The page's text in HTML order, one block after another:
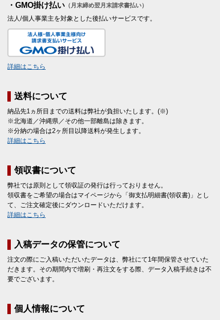
・GMO掛け払い （月末締め翌月末請求書払い）
法人/個人事業主を対象とした後払いサービスです。
詳細はこちら
送料について
納品先1ヵ所目までの送料は弊社が負担いたします。(※)
※北海道／沖縄県／その他一部離島は除きます。
※分納の場合は2ヶ所目以降送料が発生します。
詳細はこちら
領収書について
弊社では原則として領収証の発行は行っておりません。
領収書をご希望の場合はマイページから「御支払明細書(領収書)」とし
て、ご注文確定後にダウンロードいただけます。
詳細はこちら
入稿データの保管について
注文の際にご入稿いただいたデータは、弊社にて1年間保管させていた
だきます。その期間内で増刷・再注文をする際、データ入稿手続きは不
要でございます。
個人情報について